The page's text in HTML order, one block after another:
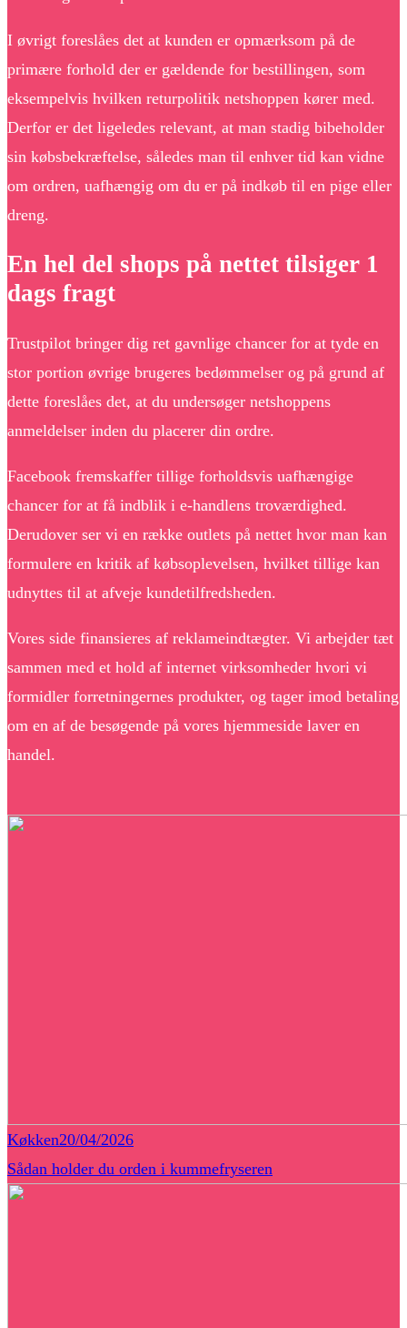
I øvrigt foreslåes det at kunden er opmærksom på de
primære forhold der er gældende for bestillingen, som
eksempelvis hvilken returpolitik netshoppen kører med.
Derfor er det ligeledes relevant, at man stadig bibeholder
sin købsbekræftelse, således man til enhver tid kan vidne
om ordren, uafhængig om du er på indkøb til en pige eller
dreng.
En hel del shops på nettet tilsiger 1
dags fragt
Trustpilot bringer dig ret gavnlige chancer for at tyde en
stor portion øvrige brugeres bedømmelser og på grund af
dette foreslåes det, at du undersøger netshoppens
anmeldelser inden du placerer din ordre.
Facebook fremskaffer tillige forholdsvis uafhængige
chancer for at få indblik i e-handlens troværdighed.
Derudover ser vi en række outlets på nettet hvor man kan
formulere en kritik af købsoplevelsen, hvilket tillige kan
udnyttes til at afveje kundetilfredsheden.
Vores side finansieres af reklameindtægter. Vi arbejder tæt
sammen med et hold af internet virksomheder hvori vi
formidler forretningernes produkter, og tager imod betaling
om en af de besøgende på vores hjemmeside laver en
handel.
Køkken20/04/2026
Sådan holder du orden i kummefryseren